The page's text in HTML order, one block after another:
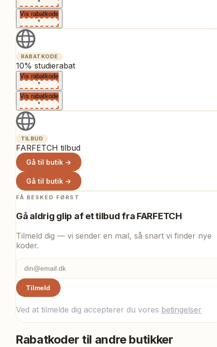
*
Vis rabatkode
*
RABATKODE
10% studierabat
Vis rabatkode
*
Vis rabatkode
*
TILBUD
FARFETCH tilbud
Gå til butik →
Gå til butik →
FÅ BESKED FØRST
Gå aldrig glip af et tilbud fra FARFETCH
Tilmeld dig — vi sender en mail, så snart vi finder nye
koder.
Tilmeld
Ved at tilmelde dig accepterer du vores betingelser
Rabatkoder til andre butikker